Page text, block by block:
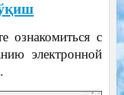
ознакомиться с
электронной